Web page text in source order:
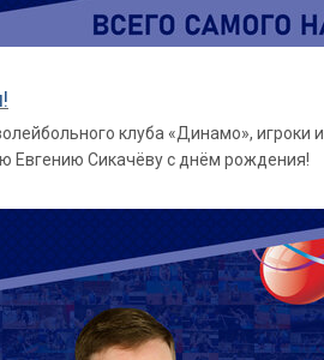
клуба «Динамо»,
Евгению Сикачёву с днём рождения!